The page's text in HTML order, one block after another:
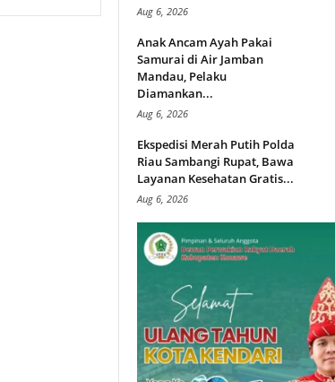
Aug 6, 2026
Anak Ancam Ayah Pakai
Samurai di Air Jamban
Mandau, Pelaku
Diamankan...
Aug 6, 2026
Ekspedisi Merah Putih Polda
Riau Sambangi Rupat, Bawa
Layanan Kesehatan Gratis...
Aug 6, 2026